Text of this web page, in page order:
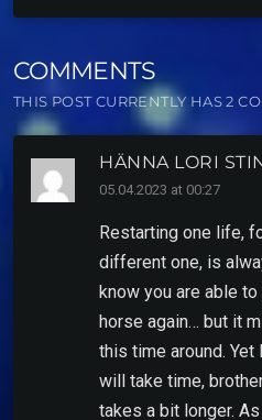
COMMENTS
THIS POST CURRENTLY HAS 2
HÄNNA LORI
05.04.2023 at 00:27
Restarting one life,
different one, is
know you are able
horse again… but it
this time around.
will take time,
takes a bit longer.